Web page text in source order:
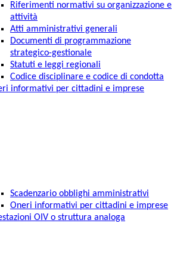
Riferimenti normativi su organizzazione e
attività
Atti amministrativi generali
Documenti di programmazione
strategico-gestionale
Statuti e leggi regionali
Codice disciplinare e codice di condotta
informativi per cittadini e imprese
Scadenzario obblighi amministrativi
Oneri informativi per cittadini e imprese
OIV o struttura analoga